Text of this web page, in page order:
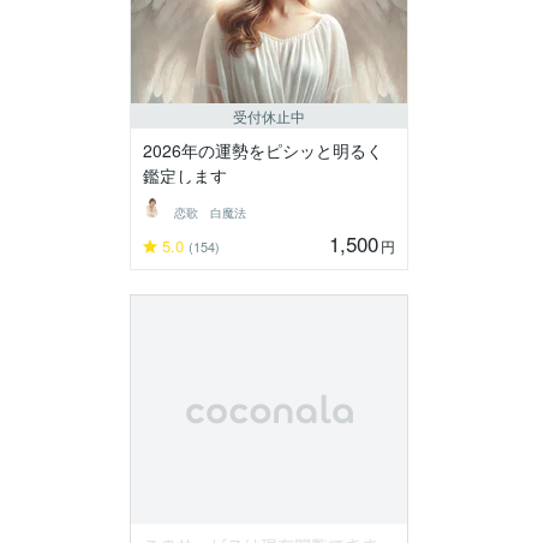
受付休止中
2026年の運勢をピシッと明るく
鑑定します
恋歌 白魔法
5.0 (154) 1,500円